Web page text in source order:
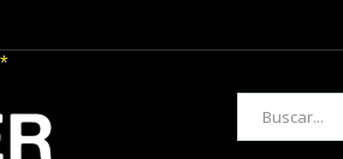
Buscar